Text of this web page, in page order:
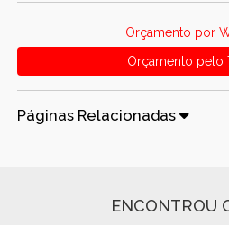
Orçamento por
Orçamento pelo
Páginas Relacionadas
ENCONTROU